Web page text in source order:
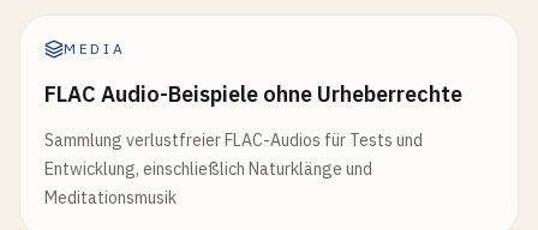
MEDIA
FLAC Audio-Beispiele ohne Urheberrechte
Sammlung verlustfreier FLAC-Audios für Tests und
Entwicklung, einschließlich Naturklänge und
Meditationsmusik